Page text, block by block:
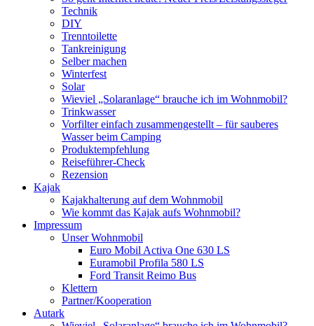
Technik
DIY
Trenntoilette
Tankreinigung
Selber machen
Winterfest
Solar
Wieviel „Solaranlage“ brauche ich im Wohnmobil?
Trinkwasser
Vorfilter einfach zusammengestellt – für sauberes
Wasser beim Camping
Produktempfehlung
Reiseführer-Check
Rezension
Kajak
Kajakhalterung auf dem Wohnmobil
Wie kommt das Kajak aufs Wohnmobil?
Impressum
Unser Wohnmobil
Euro Mobil Activa One 630 LS
Euramobil Profila 580 LS
Ford Transit Reimo Bus
Klettern
Partner/Kooperation
Autark